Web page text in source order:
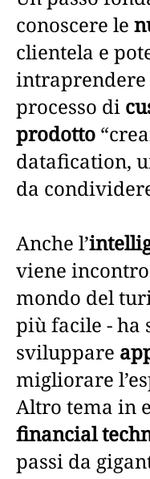
conoscere le
clientela e
processo di
prodotto
datafication,
da
Anche l’
viene
mondo del
più facile - ha
sviluppare
migliorare
Altro tema in
financial
passi da